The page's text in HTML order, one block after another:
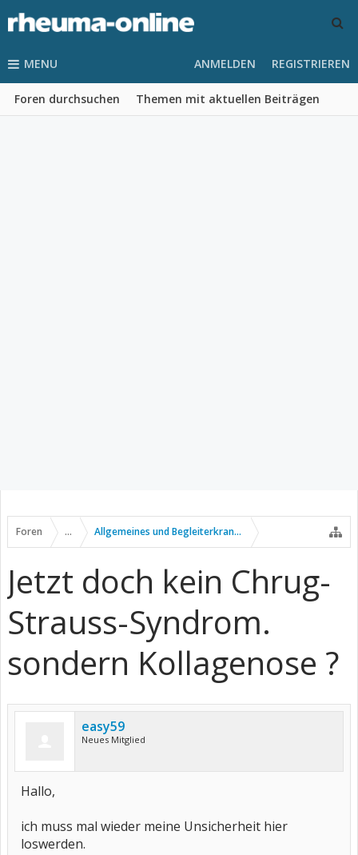
MENU
Foren durchsuchen Themen mit aktuellen Beiträgen
ANMELDEN REGISTRIEREN
Foren ... Allgemeines und Begleiterkrankungen
Jetzt doch kein Chrug-
Strauss-Syndrom.
sondern Kollagenose ?
easy59
Neues Mitglied
Hallo,
ich muss mal wieder meine Unsicherheit hier
loswerden.